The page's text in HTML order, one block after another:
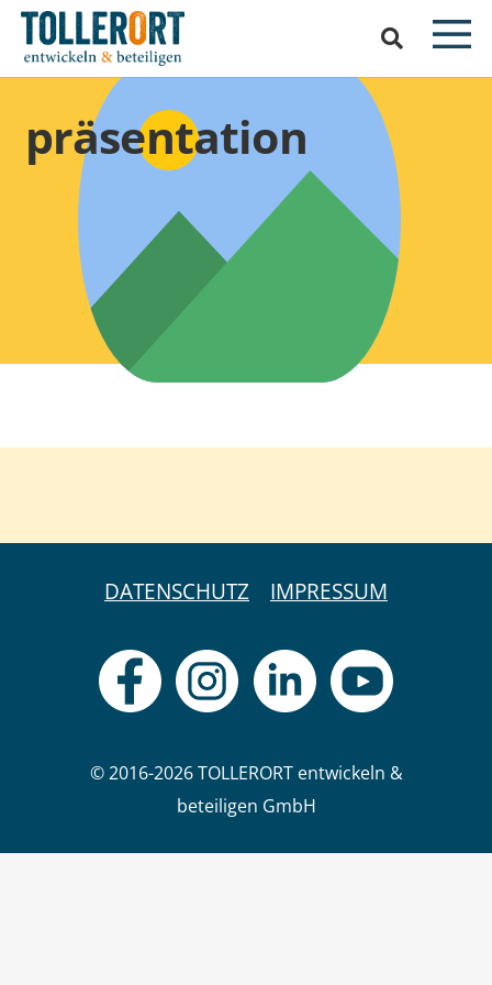
präsentation
DATENSCHUTZ IMPRESSUM
© 2016-2026 TOLLERORT entwickeln &
beteiligen GmbH